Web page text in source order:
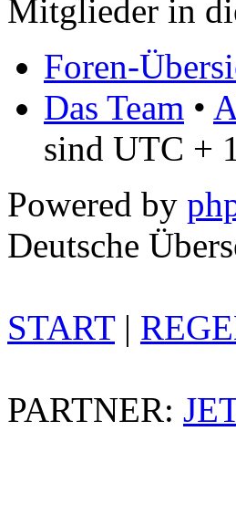
Mitglieder in
Foren-
Das Team •
sind UTC +
Powered by
Deutsche
START|
PARTNER: